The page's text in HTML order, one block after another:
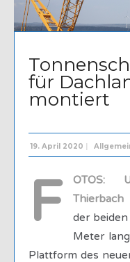
für
montiert
19. April 2020 |
F
OTOS:
der
Meter
Plattform des